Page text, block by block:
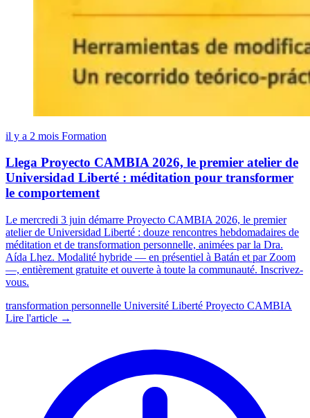
il y a 2 mois Formation
Llega Proyecto CAMBIA 2026, le premier atelier de
Universidad Liberté : méditation pour transformer
le comportement
Le mercredi 3 juin démarre Proyecto CAMBIA 2026, le premier
atelier de Universidad Liberté : douze rencontres hebdomadaires de
méditation et de transformation personnelle, animées par la Dra.
Aída Lhez. Modalité hybride — en présentiel à Batán et par Zoom
—, entièrement gratuite et ouverte à toute la communauté. Inscrivez-
vous.
transformation personnelle Université Liberté Proyecto CAMBIA
Lire l'article →